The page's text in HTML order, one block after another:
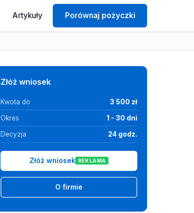
Artykuły Porównaj pożyczki
Złóż wniosek
Kwota do 3 500 zł
Okres 1 - 30 dni
Decyzja 24 godz.
Złóż wniosek REKLAMA
O firmie